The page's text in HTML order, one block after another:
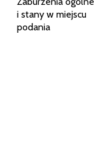
i stany w miejscu
podania